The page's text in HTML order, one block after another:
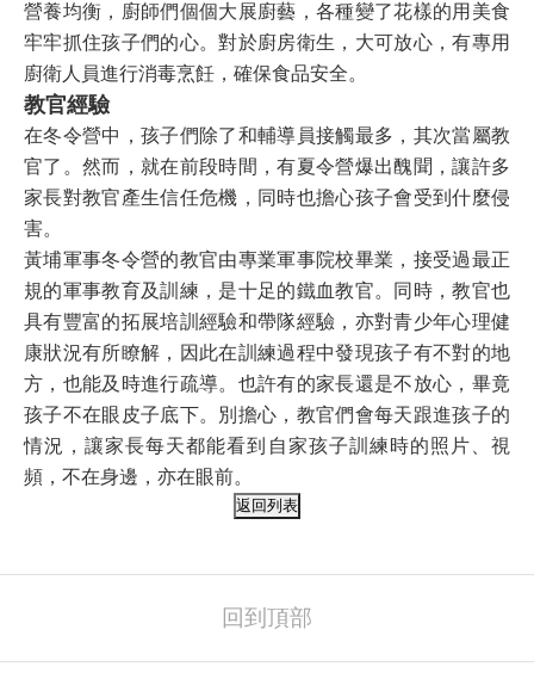
營養均衡，廚師們個個大展廚藝，各種變了花樣的用美食
牢牢抓住孩子們的心。對於廚房衛生，大可放心，有專用
廚衛人員進行消毒烹飪，確保食品安全。
教官經驗
在冬令營中，孩子們除了和輔導員接觸最多，其次當屬教
官了。然而，就在前段時間，有夏令營爆出醜聞，讓許多
家長對教官產生信任危機，同時也擔心孩子會受到什麼侵
害。
黃埔軍事冬令營的教官由專業軍事院校畢業，接受過最正
規的軍事教育及訓練，是十足的鐵血教官。同時，教官也
具有豐富的拓展培訓經驗和帶隊經驗，亦對青少年心理健
康狀況有所瞭解，因此在訓練過程中發現孩子有不對的地
方，也能及時進行疏導。也許有的家長還是不放心，畢竟
孩子不在眼皮子底下。別擔心，教官們會每天跟進孩子的
情況，讓家長每天都能看到自家孩子訓練時的照片、視
頻，不在身邊，亦在眼前。
回到頂部